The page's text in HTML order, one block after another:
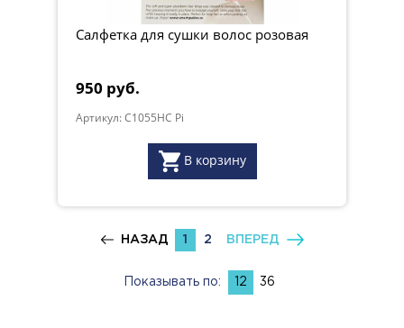
Салфетка для сушки волос розовая
950 руб.
Артикул: C1055HC Pi
В корзину
НАЗАД 1 2 ВПЕРЕД
Показывать по: 12 36